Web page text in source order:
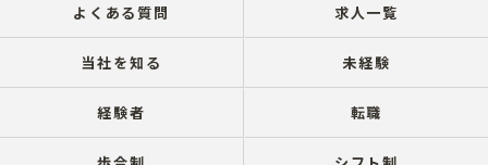
よくある質問 求人一覧
当社を知る 未経験
経験者 転職